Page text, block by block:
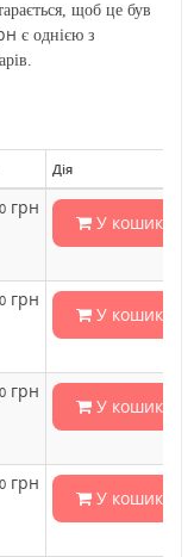
щоб це був
є однією з
Дія
грн
У кошик
грн
У кошик
грн
У кошик
грн
У кошик